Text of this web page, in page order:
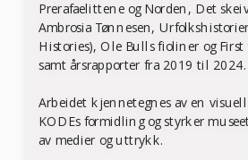
Prerafaelittene og Norden, Det
Ambrosia Tønnesen,
Histories), Ole Bulls fioliner og
samt årsrapporter fra 2019 til 2024.
Arbeidet kjennetegnes av en
KODEs formidling og styrker
av medier og uttrykk.